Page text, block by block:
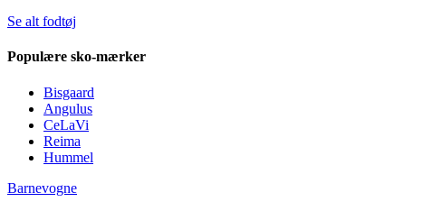
Se alt fodtøj
Populære sko-mærker
Bisgaard
Angulus
CeLaVi
Reima
Hummel
Barnevogne